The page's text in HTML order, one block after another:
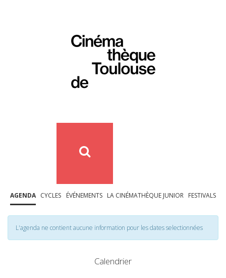
AGENDA CYCLES ÉVÉNEMENTS LA CINÉMATHÈQUE JUNIOR FESTIVALS
L'agenda ne contient aucune information pour les dates selectionnées
Calendrier